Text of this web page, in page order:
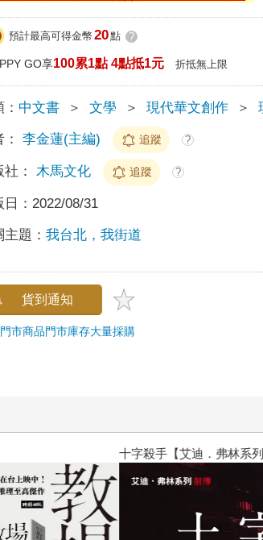
預計最高可得金幣 20點 ?
GO享100累1點 4點抵1元 折抵無上限
中文書 ＞ 文學 ＞ 現代華文創作 ＞
李金蓮(主編) 追蹤 ?
： 木馬文化 追蹤 ?
： 2022/08/31
主題：我台北，我街道
貨到通知
市商品門市庫存大量採購
十字殺手【艾迪．弗林系列 前傳】